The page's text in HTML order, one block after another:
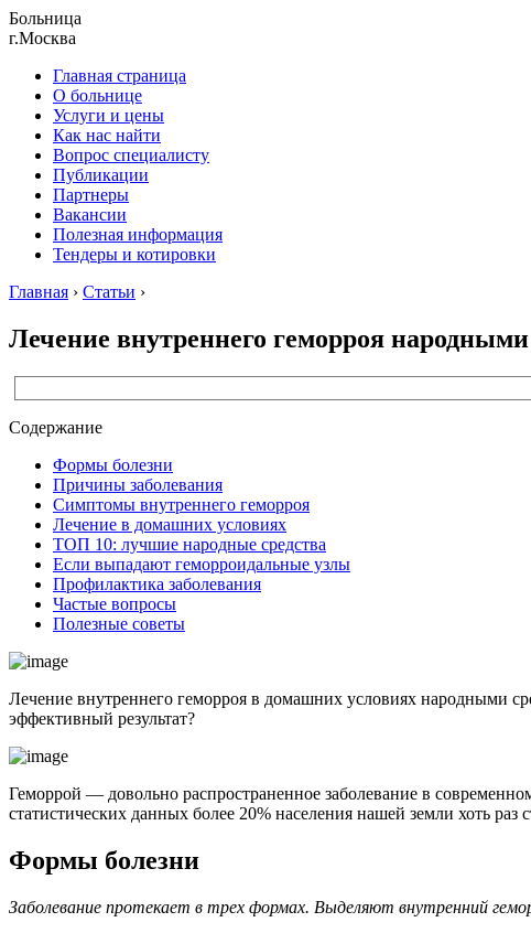
Больница
г.Москва
Главная страница
О больнице
Услуги и цены
Как нас найти
Вопрос специалисту
Публикации
Партнеры
Вакансии
Полезная информация
Тендеры и котировки
Главная › Статьи ›
Лечение внутреннего геморроя
Содержание
Формы болезни
Причины заболевания
Симптомы внутреннего геморроя
Лечение в домашних условиях
ТОП 10: лучшие народные средства
Если выпадают геморроидальные узлы
Профилактика заболевания
Частые вопросы
Полезные советы
Лечение внутреннего геморроя в домашних условиях народными
эффективный результат?
Геморрой — довольно распространенное заболевание в
статистических данных более 20% населения нашей земли хоть раз
Формы болезни
Заболевание протекает в трех формах. Выделяют внутренний